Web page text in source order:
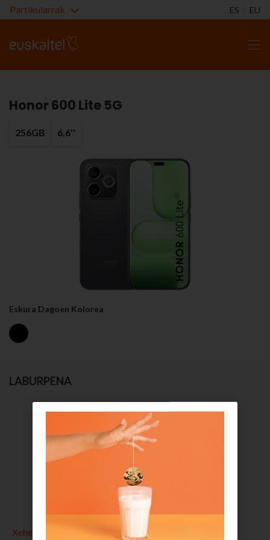
Partikularrak ES EU
Honor 600 Lite 5G
256GB 6,6''
Eskura Dagoen Kolorea
LABURPENA
Hautatu ordaintzeko modua
€/hil
BEZ-arekin
48 hilabetez
Xehetasun gehiago